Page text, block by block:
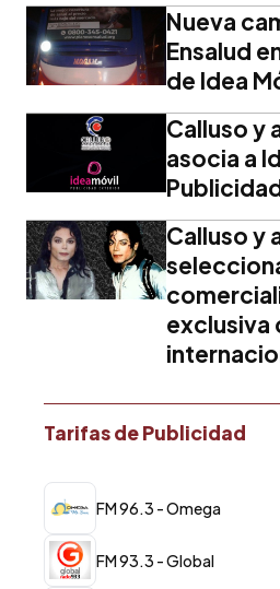
Nueva
Ensalud
de Idea
Calluso y
asocia a
Calluso y
exclusiva
Tarifas de Publicidad
FM 96.3 - Omega
FM 93.3 - Global